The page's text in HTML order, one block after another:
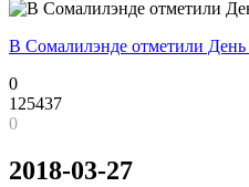
В Сомалилэнде отметили День
0
125437
0
2018-03-27